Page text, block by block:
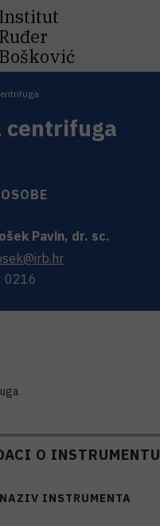
Institut
Ruđer
Bošković
centrifuga
Pavin, dr. sc.
0216
O INSTRUMENTU
INSTRUMENTA